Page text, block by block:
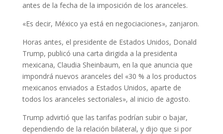
antes de la fecha de la imposición de los aranceles.
«Es decir, México ya está en negociaciones», zanjaron.
Horas antes, el presidente de Estados Unidos, Donald
Trump, publicó una carta dirigida a la presidenta
mexicana, Claudia Sheinbaum, en la que anuncia que
impondrá nuevos aranceles del «30 % a los productos
mexicanos enviados a Estados Unidos, aparte de
todos los aranceles sectoriales», al inicio de agosto.
Trump advirtió que las tarifas podrían subir o bajar,
dependiendo de la relación bilateral, y dijo que si por